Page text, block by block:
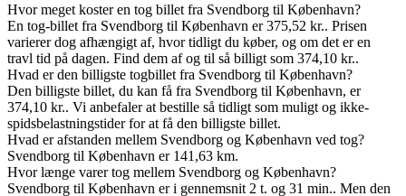
Hvor meget koster en tog billet fra Svendborg til København?
En tog-billet fra Svendborg til København er 375,52 kr.. Prisen
varierer dog afhængigt af, hvor tidligt du køber, og om det er en
travl tid på dagen. Find dem af og til så billigt som 374,10 kr..
Hvad er den billigste togbillet fra Svendborg til København?
Den billigste billet, du kan få fra Svendborg til København, er
374,10 kr.. Vi anbefaler at bestille så tidligt som muligt og ikke-
spidsbelastningstider for at få den billigste billet.
Hvad er afstanden mellem Svendborg og København ved tog?
Svendborg til København er 141,63 km.
Hvor længe varer tog mellem Svendborg og København?
Svendborg til København er i gennemsnit 2 t. og 31 min.. Men den